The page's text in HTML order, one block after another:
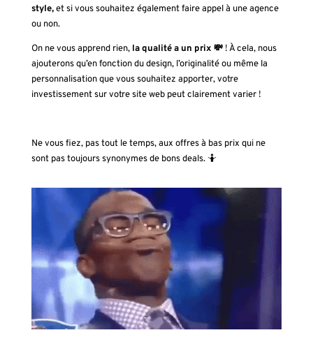
style,et si vous souhaitez également faire appel à une agence
ou non.
On ne vous apprend rien, la qualité a un prix 💸! À cela, nous
ajouterons qu’en fonction du design, l’originalité ou même la
personnalisation que vous souhaitez apporter, votre
investissement sur votre site web peut clairement varier !
Ne vous fiez, pas tout le temps, aux offres à bas prix qui ne
sont pas toujours synonymes de bons deals. 🤷